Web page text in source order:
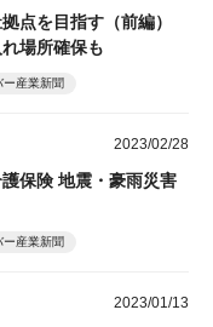
点を目指す（前編）
場所確保も
ー産業新聞
2023/02/28
護保険 地震・豪雨災害
ー産業新聞
2023/01/13